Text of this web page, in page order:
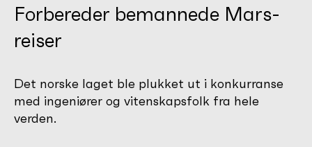
Forbereder bemannede Mars-
reiser
Det norske laget ble plukket ut i konkurranse
med ingeniører og vitenskapsfolk fra hele
verden.